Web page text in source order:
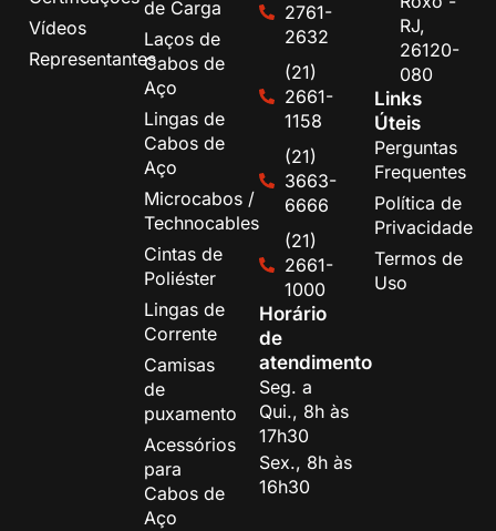
Vídeos
Representantes
de Carga
Laços de
Cabos de
Aço
Lingas de
Cabos de
Aço
Microcabos /
Technocables
Cintas de
Poliéster
Lingas de
Corrente
Camisas
de
puxamento
Acessórios
para
Cabos de
Aço
2761-
2632
(21)
2661-
1158
(21)
3663-
6666
(21)
2661-
1000
Horário
de
atendimento
Seg. a
Qui., 8h às
17h30
Sex., 8h às
16h30
RJ,
26120-
080
Links
Úteis
Perguntas
Frequentes
Política de
Privacidade
Termos de
Uso